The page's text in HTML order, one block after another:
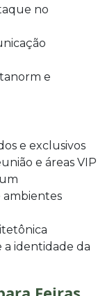
no
e
e exclusivos
e áreas VIP
ambientes
a identidade da